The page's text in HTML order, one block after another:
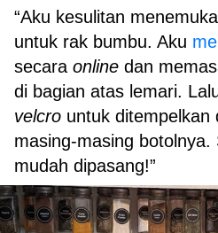
“Aku kesulitan
untuk rak bumbu. Aku
secara online dan
di bagian atas lemari.
velcro untuk ditempelkan
masing-masing botolnya.
mudah dipasang!”